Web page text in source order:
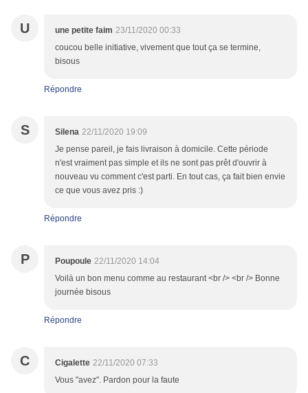
U une petite faim 23/11/2020 00:33
coucou belle initiative, vivement que tout ça se termine,
bisous
Répondre
S Silena 22/11/2020 19:09
Je pense pareil, je fais livraison à domicile. Cette période
n'est vraiment pas simple et ils ne sont pas prêt d'ouvrir à
nouveau vu comment c'est parti. En tout cas, ça fait bien envie
ce que vous avez pris :)
Répondre
P Poupoule 22/11/2020 14:04
Voilà un bon menu comme au restaurant <br /> <br /> Bonne
journée bisous
Répondre
C Cigalette 22/11/2020 07:33
Vous "avez". Pardon pour la faute